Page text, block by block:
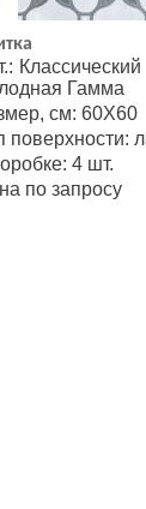
Классический
Гамма
см: 60Х60
поверхности:
4 шт.
по запросу